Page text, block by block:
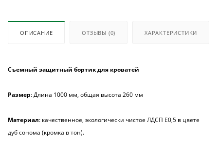
ОПИСАНИЕ ОТЗЫВЫ (0) ХАРАКТЕРИСТИКИ
Съемный защитный бортик для кроватей
Размер: Длина 1000 мм, общая высота 260 мм
Материал: качественное, экологически чистое ЛДСП Е0,5 в цвете
дуб сонома (кромка в тон).